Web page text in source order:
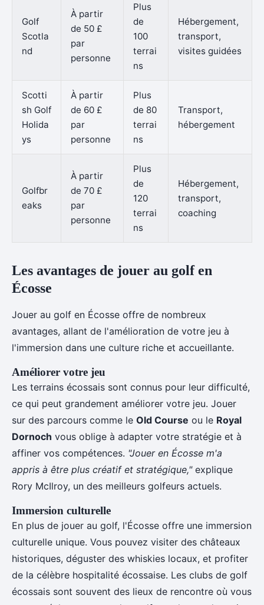
Golf
Scotla
nd
À partir
de 50 £
par
personne
Plus
de
100
terrai
ns
Hébergement,
transport,
visites guidées
Scotti
sh Golf
Holida
ys
À partir
de 60 £
par
personne
Plus
de 80
terrai
ns
Transport,
hébergement
Golfbr
eaks
À partir
de 70 £
par
personne
Plus
de
120
terrai
ns
Hébergement,
transport,
coaching
Les avantages de jouer au golf en
Écosse
Jouer au golf en Écosse offre de nombreux
avantages, allant de l'amélioration de votre jeu à
l'immersion dans une culture riche et accueillante.
Améliorer votre jeu
Les terrains écossais sont connus pour leur difficulté,
ce qui peut grandement améliorer votre jeu. Jouer
sur des parcours comme le Old Course ou le Royal
Dornoch vous oblige à adapter votre stratégie et à
affiner vos compétences. "Jouer en Écosse m'a
appris à être plus créatif et stratégique,"explique
Rory McIlroy, un des meilleurs golfeurs actuels.
Immersion culturelle
En plus de jouer au golf, l'Écosse offre une immersion
culturelle unique. Vous pouvez visiter des châteaux
historiques, déguster des whiskies locaux, et profiter
de la célèbre hospitalité écossaise. Les clubs de golf
écossais sont souvent des lieux de rencontre où vous